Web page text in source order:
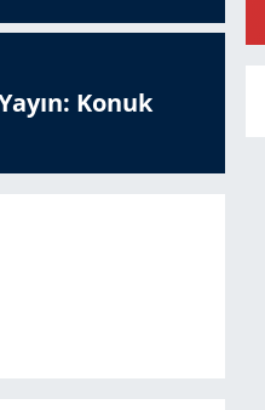
Konuk